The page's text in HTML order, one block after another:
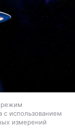
режим
с использованием
измерений